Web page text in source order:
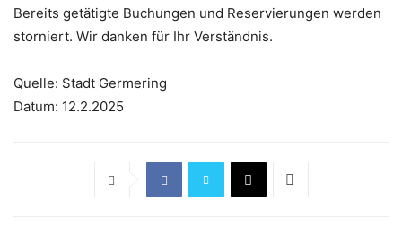
Bereits getätigte Buchungen und Reservierungen werden
storniert. Wir danken für Ihr Verständnis.
Quelle: Stadt Germering
Datum: 12.2.2025